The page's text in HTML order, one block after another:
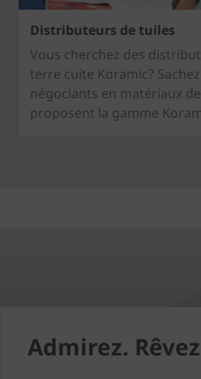
Distributeurs de tuiles
Vous cherchez des
terre cuite Koramic?
négociants en matériaux
proposent la gamme
Admirez.